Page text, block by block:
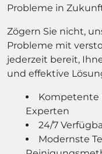
Probleme in
Zögern Sie nicht,
Probleme mit
jederzeit bereit,
und effektive
Kompetente
Experten
24/7
Modernste